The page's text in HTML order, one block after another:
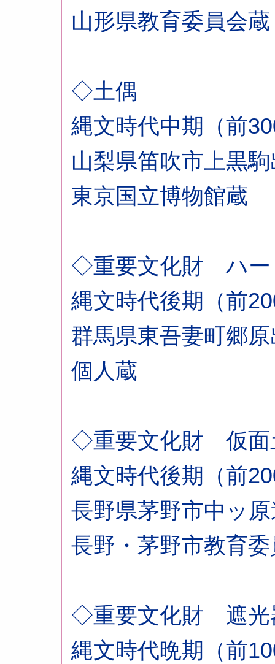
山形県教育委員会蔵
◇土偶
縄文時代中期（前
山梨県笛吹市上黒
東京国立博物館蔵
◇重要文化財 ハー
縄文時代後期（前
群馬県東吾妻町郷
個人蔵
◇重要文化財 仮面
縄文時代後期（前
長野県茅野市中ッ
長野・茅野市教育
◇重要文化財 遮光
縄文時代晩期（前